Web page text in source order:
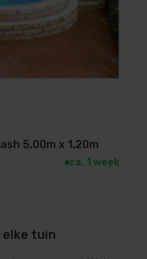
5,00m x 1,20m
ca. 1 week
elke tuin